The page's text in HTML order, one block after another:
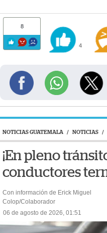
8
4
NOTICIAS GUATEMALA / NOTICIAS /
¡En pleno
conductores
Con información de Erick Miguel
Colop/Colaborador
06 de agosto de 2026, 01:51